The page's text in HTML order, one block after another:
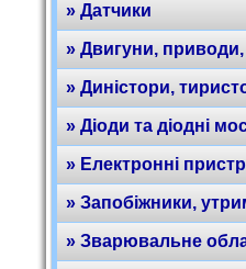
» Датчики
» Двигуни,
» Диністори,
» Діоди та діодні
» Електронні
» Запобіжники,
» Зварювальне